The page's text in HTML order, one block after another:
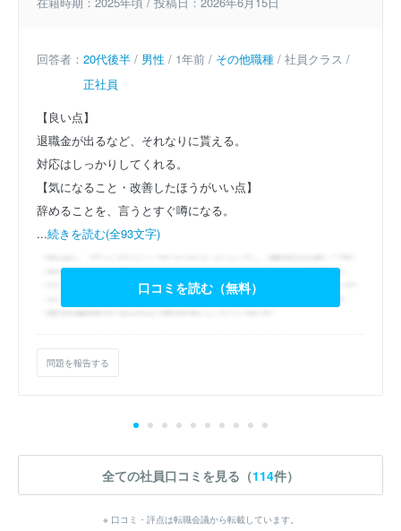
回答者： 20代後半 / 男性 / 1年前 / その他職種 / 社員クラス /
正社員
【良い点】
退職金が出るなど、それなりに貰える。
対応はしっかりしてくれる。
【気になること・改善したほうがいい点】
辞めることを、言うとすぐ噂になる。
...続きを読む(全93文字)
口コミを読む（無料）
問題を報告する
全ての社員口コミを見る（114件）
※ 口コミ・評点は転職会議から転載しています。